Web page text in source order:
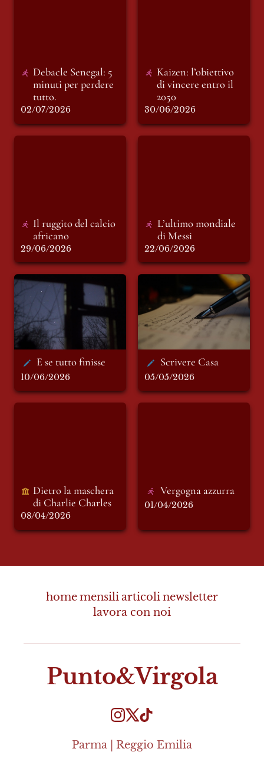
Debacle Senegal: 5
minuti per perdere
tutto.
02/07/2026
Kaizen: l’obiettivo
di vincere entro il
2050
30/06/2026
Il ruggito del calcio
africano
29/06/2026
L’ultimo mondiale
di Messi
22/06/2026
E se tutto finisse
E se tutto finisse
10/06/2026
Scrivere Casa
Scrivere Casa
05/05/2026
Dietro la maschera
di Charlie Charles
08/04/2026
Vergogna azzurra
01/04/2026
Punto&Virgola
homemensiliarticolinewsletter
lavora con noi
Parma | Reggio Emilia